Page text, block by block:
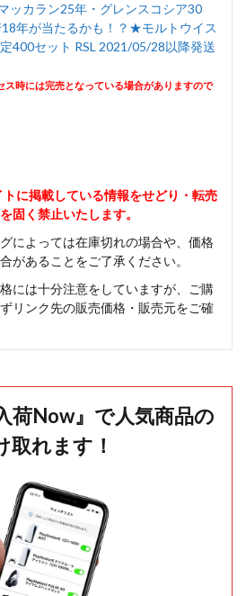
ッカラン25年・グレンスコシア30
年が当たるかも！？★モルトウイス
400セット RSL 2021/05/28以降発送
時には完売となっている場合がありますので
に掲載している情報をせどり・転売
固く禁止いたします。
によっては在庫切れの場合や、価格
があることをご了承ください。
には十分注意をしていますが、ご購
リンク先の販売価格・販売元をご確
荷Now』で人気商品の
取れます！